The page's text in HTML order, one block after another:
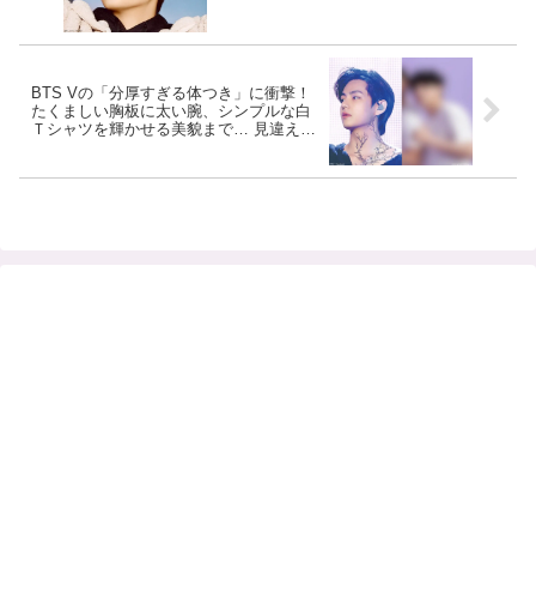
BTS Vの「分厚すぎる体つき」に衝撃！
たくましい胸板に太い腕、シンプルな白
Ｔシャツを輝かせる美貌まで… 見違える
にファンくぎづけ